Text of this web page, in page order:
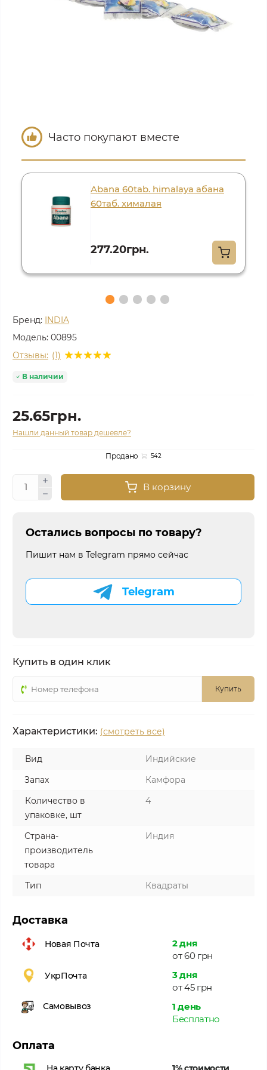
Часто покупают вместе
Abana 60tab. himalaya абана
60таб. хималая
277.20грн.
Бренд: INDIA
Модель: 00895
Отзывы: (1)
В наличии
25.65грн.
Нашли данный товар дешевле?
Продано 542
В корзину
Остались вопросы по товару?
Пишит нам в Telegram прямо сейчас
Telegram
Купить в один клик
Купить
Характеристики: (смотреть все)
Вид
Индийские
Запах
Камфора
Количество в
упаковке, шт
4
Страна-
производитель
товара
Индия
Тип Квадраты
Доставка
Новая Почта
2 дня
от 60 грн
УкрПочта
3 дня
от 45 грн
Самовывоз
1 день
Бесплатно
Оплата